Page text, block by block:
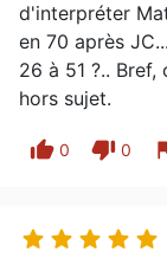
d'interpréter
en 70 après
26 à 51 ?..
hors sujet.
thumb_up 0 thumb_down 0
    